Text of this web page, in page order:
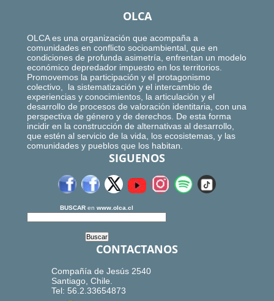
OLCA
OLCA es una organización que acompaña a
comunidades en conflicto socioambiental, que en
condiciones de profunda asimetría, enfrentan un modelo
económico depredador impuesto en los territorios.
Promovemos la participación y el protagonismo
colectivo, la sistematización y el intercambio de
experiencias y conocimientos, la articulación y el
desarrollo de procesos de valoración identitaria, con una
perspectiva de género y de derechos. De esta forma
incidir en la construcción de alternativas al desarrollo,
que estén al servicio de la vida, los ecosistemas, y las
comunidades y pueblos que los habitan.
SIGUENOS
BUSCAR en www.olca.cl
CONTACTANOS
Compañía de Jesús 2540
Santiago, Chile.
Tel: 56.2.33654873